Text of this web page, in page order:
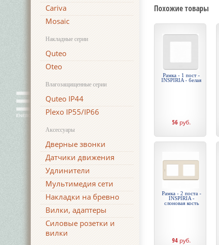
Cariva
Mosaic
Накладные серии
Quteo
Oteo
Влагозащищенные серии
Quteo IP44
Plexo IP55/IP66
Аксессуары
Дверные звонки
Датчики движения
Удлинители
Мультимедия сети
Накладки на бревно
Вилки, адаптеры
Силовые розетки и
вилки
Похожие товары
Рамка - 1 пост -
INSPIRIA - белая
56 руб.
Рамка - 2 поста -
INSPIRIA -
слоновая кость
94 руб.